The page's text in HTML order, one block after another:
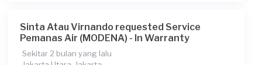
Sinta Atau Virnando requested Service
Pemanas Air (MODENA) - In Warranty
Sekitar 2 bulan yang lalu